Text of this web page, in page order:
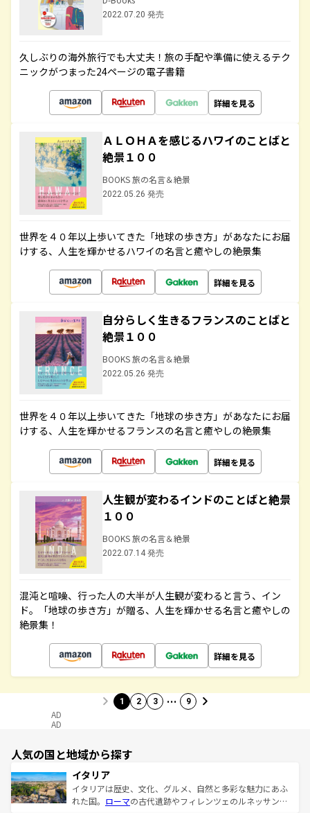
2022.07.20 発売
久しぶりの海外旅行でも大丈夫！旅の手配や準備に使えるテク
ニックがつまった24ページの電子書籍
詳細を見る
ＡＬＯＨＡを感じるハワイのことばと
絶景１００
BOOKS 旅の名言＆絶景
2022.05.26 発売
世界を４０年以上歩いてきた「地球の歩き方」があなたにお届
けする、人生を輝かせるハワイの名言と癒やしの絶景集
詳細を見る
自分らしく生きるフランスのことばと
絶景１００
BOOKS 旅の名言＆絶景
2022.05.26 発売
世界を４０年以上歩いてきた「地球の歩き方」があなたにお届
けする、人生を輝かせるフランスの名言と癒やしの絶景集
詳細を見る
人生観が変わるインドのことばと絶景
１００
BOOKS 旅の名言＆絶景
2022.07.14 発売
混沌と喧噪、行った人の大半が人生観が変わると言う、イン
ド。「地球の歩き方」が贈る、人生を輝かせる名言と癒やしの
絶景集！
詳細を見る
1 2 3 … 9
AD
AD
人気の国と地域から探す
イタリア
イタリアは歴史、文化、グルメ、自然と多彩な魅力にあふ
れた国。 ローマの古代遺跡やフィレンツェのルネッサンス